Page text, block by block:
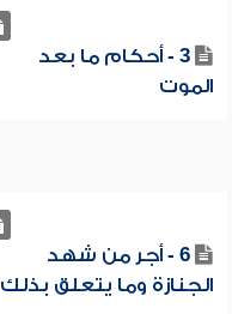
3 - أحكام ما بعد
الموت
6 - أجر من شهد
الجنازة وما يتعلق بذلك